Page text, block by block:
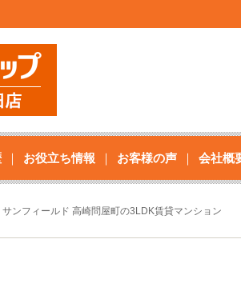
お役立ち情報 お客様の声 会社概
サンフィールド 高崎問屋町の3LDK賃貸マンション